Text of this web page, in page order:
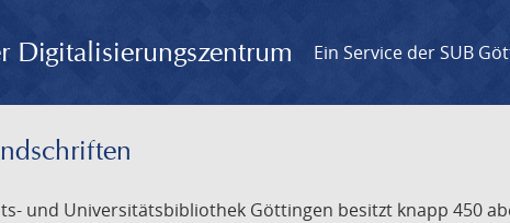
Digitalisierungszentrum Ein Service der SUB
und Universitätsbibliothek Göttingen besitzt knapp 450